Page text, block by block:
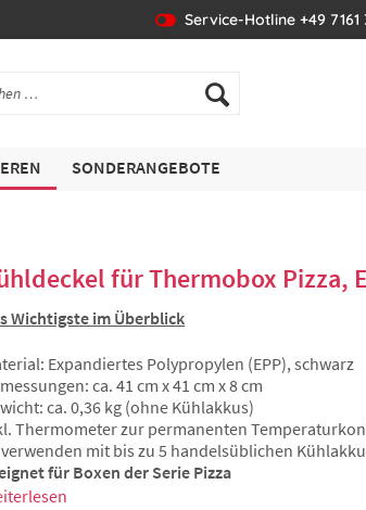
Service-Hotline +49
SONDERANGEBOTE
für Thermobox Pizza,
Wichtigste im Überblick
Expandiertes Polypropylen (EPP), schwarz
ca. 41 cm x 41 cm x 8 cm
ca. 0,36 kg (ohne Kühlakkus)
Thermometer zur permanenten
mit bis zu 5 handelsüblichen
für Boxen der Serie Pizza